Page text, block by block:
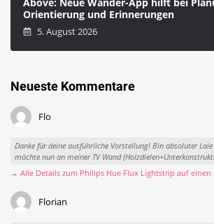
Orientierung und Erinnerungen
5. August 2026
Neueste Kommentare
Flo
Danke für deine ausführliche Vorstellung! Bin absoluter
möchte nun an meiner TV Wand
→ Alle Details zum Philips Hue Flux Lightstrip auf einen
Florian